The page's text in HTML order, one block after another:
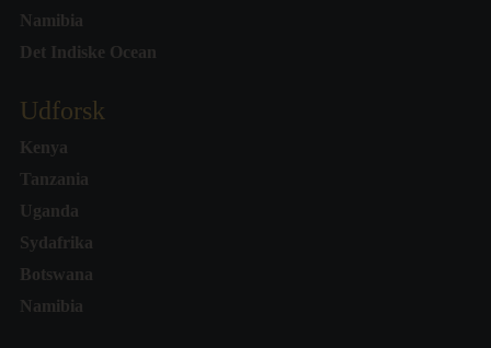
Namibia
Det Indiske Ocean
Udforsk
Kenya
Tanzania
Uganda
Sydafrika
Botswana
Namibia